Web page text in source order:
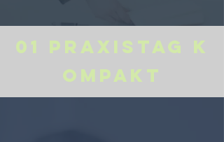
01 Praxistag K
ompakt